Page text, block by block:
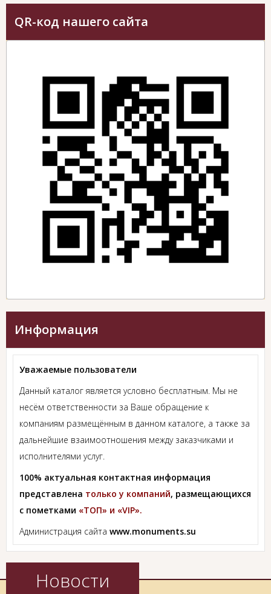
QR-код нашего сайта
Информация
Уважаемые пользователи
Данный каталог является условно бесплатным. Мы не
несём ответственности за Ваше обращение к
компаниям размещённым в данном каталоге, а также за
дальнейшие взаимоотношения между заказчиками и
исполнителями услуг.
100% актуальная контактная информация
представлена только у компаний, размещающихся
с пометками «ТОП» и «VIP».
Администрация сайта www.monuments.su
Новости